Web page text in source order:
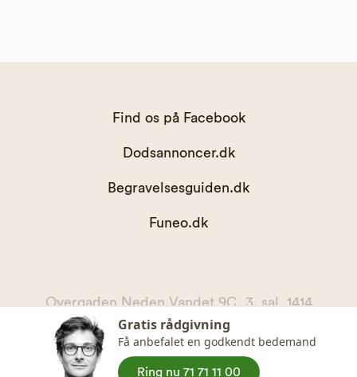
Find os på Facebook
Dodsannoncer.dk
Begravelsesguiden.dk
Funeo.dk
Overgaden Neden Vandet 9C, 3. sal, 1414
København K
kontakt@begravelsesguiden.dk, telefon 71 71 11 00
CVR. 36065567
Gratis rådgivning
Få anbefalet en godkendt bedemand
Ring nu 71 71 11 00